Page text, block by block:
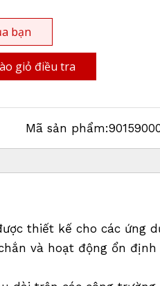
bạn
giỏ điều tra
Mã sản phẩm:
thiết kế cho các ứng
và hoạt động ổn